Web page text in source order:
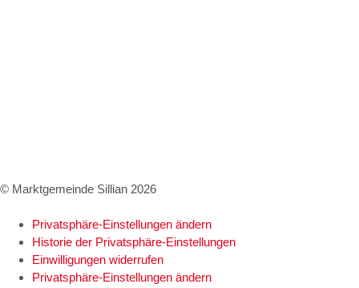
© Marktgemeinde Sillian 2026
Privatsphäre-Einstellungen ändern
Historie der Privatsphäre-Einstellungen
Einwilligungen widerrufen
Privatsphäre-Einstellungen ändern